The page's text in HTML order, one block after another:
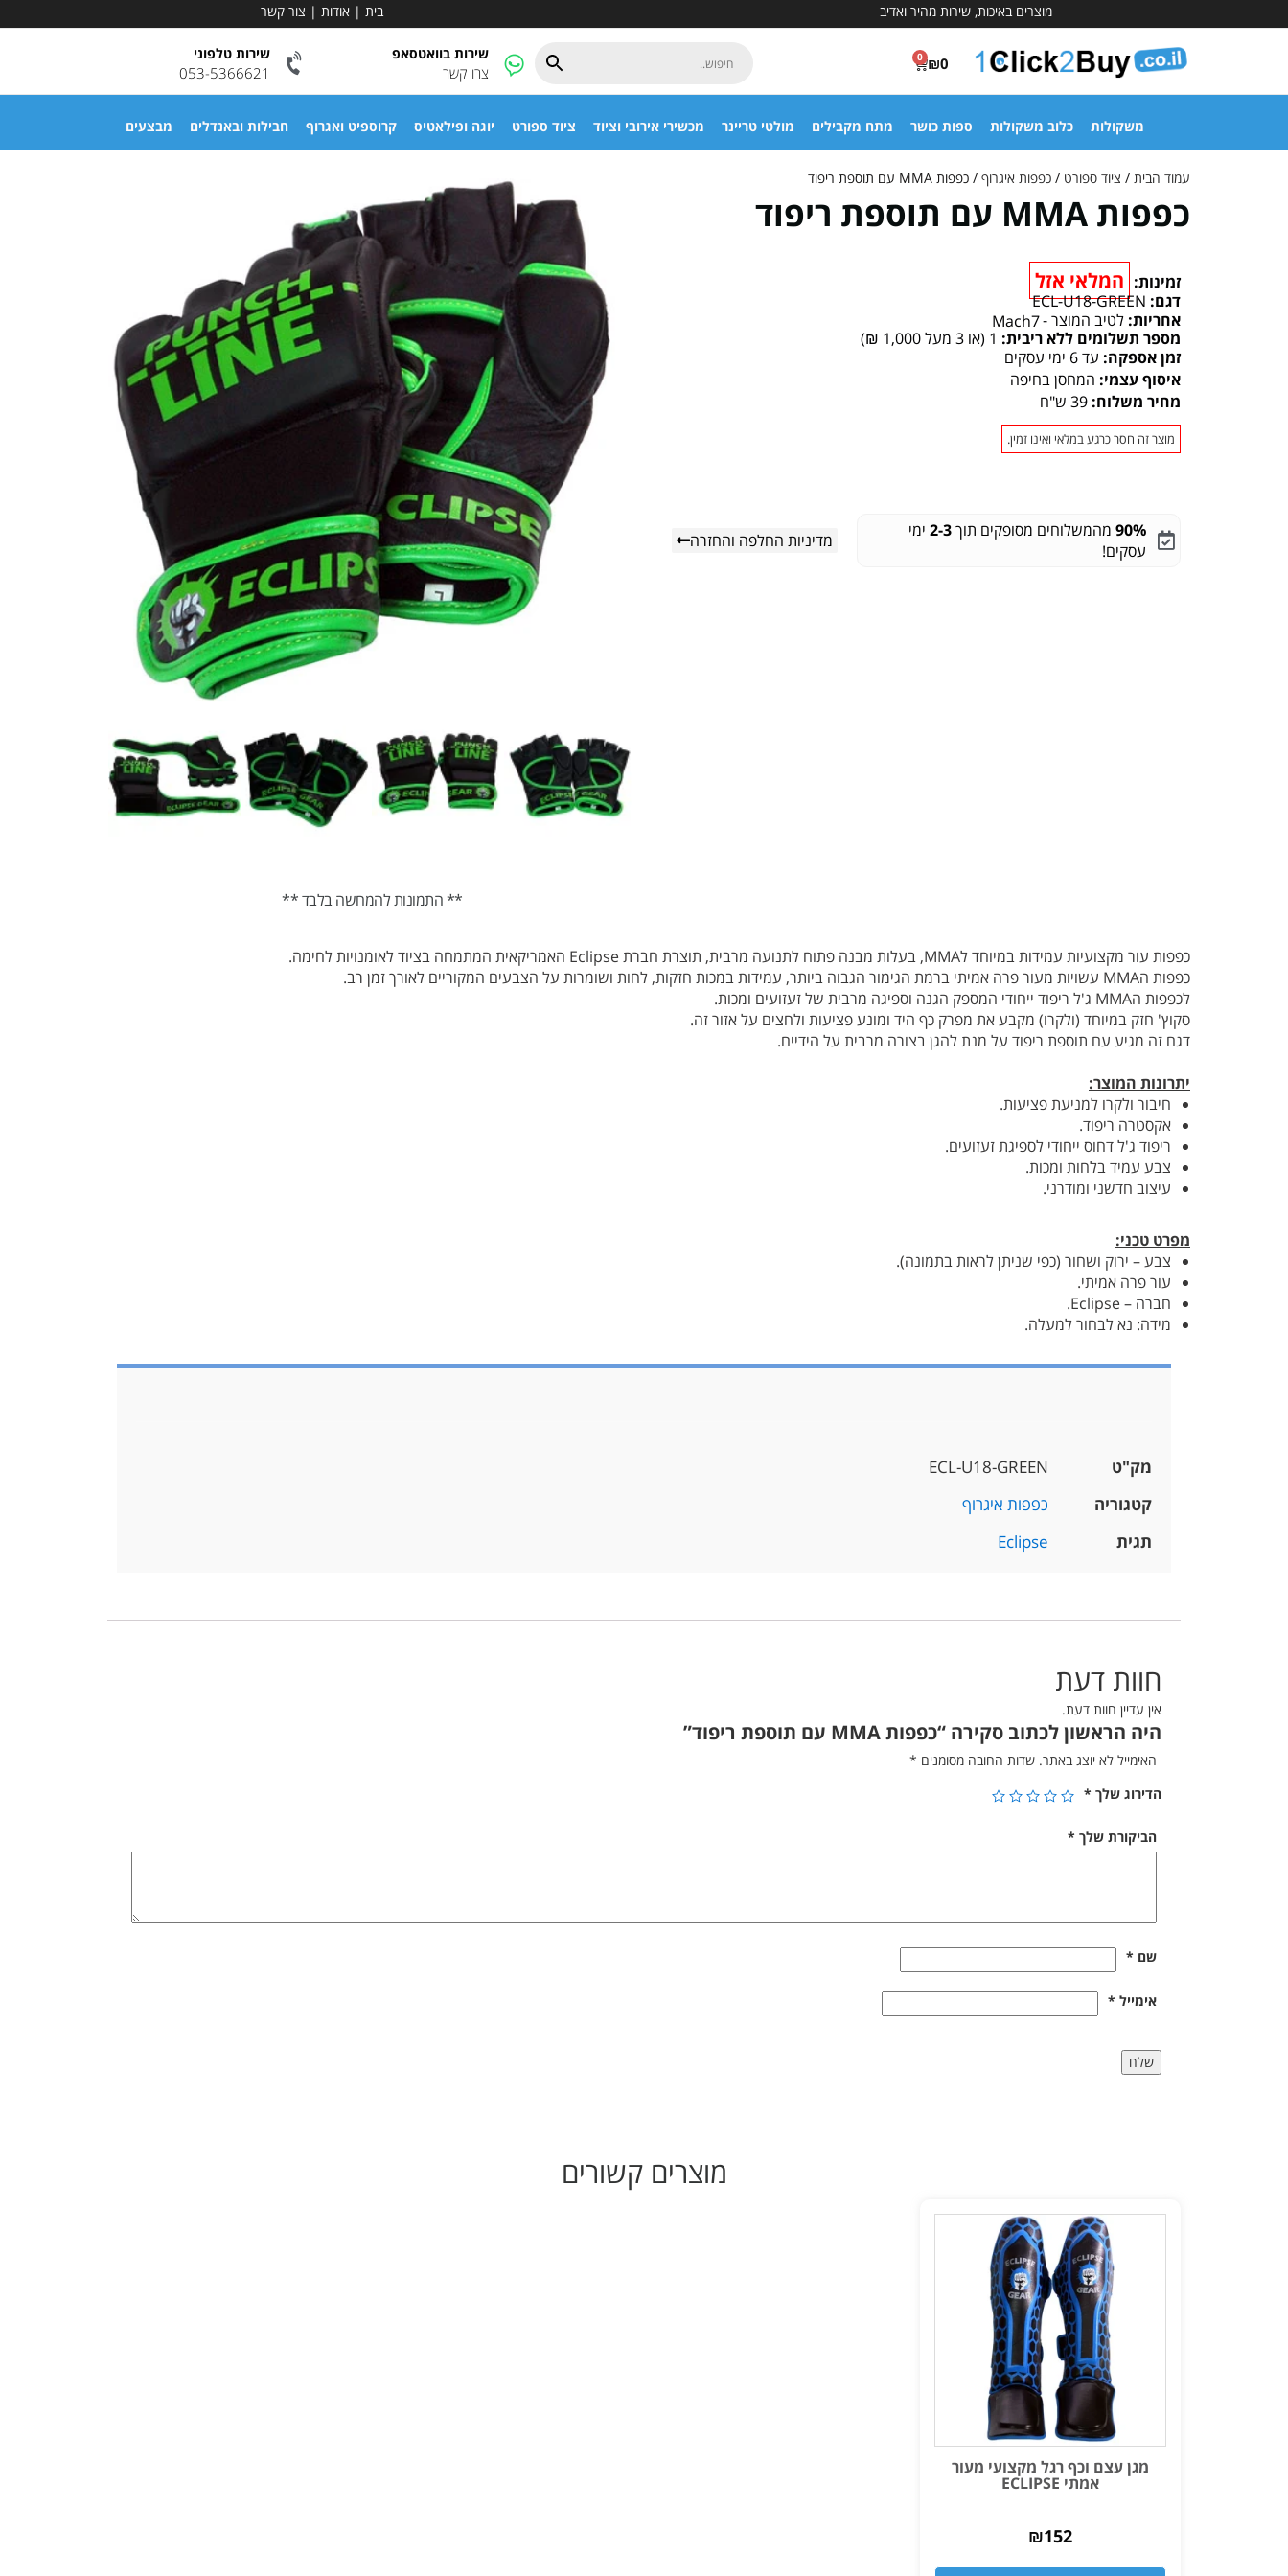
מוצרים באיכות, שירות מהיר ואדיב בית | אודות | צור קשר
₪0
0 שירות בוואטסאפ
צרו קשר
שירות טלפוני
053-5366621
משקולות כלוב משקולות ספות כושר מתח מקבילים מולטי טריינר מכשירי אירובי וציוד ציוד ספורט יוגה ופילאטיס קרוספיט ואגרוף חבילות ובאנדלים מבצעים
עמוד הבית / ציוד ספורט / כפפות איגרוף / כפפות MMA עם תוספת ריפוד
כפפות MMA עם תוספת ריפוד
זמינות: המלאי אזל
דגם: ECL-U18-GREEN
אחריות: לטיב המוצר -Mach7
מספר תשלומים ללא ריבית: 1 (או 3 מעל 1,000 ₪)
זמן אספקה: עד 6 ימי עסקים
איסוף עצמי: המחסן בחיפה
מחיר משלוח: 39 ש"ח
מוצר זה חסר כרגע במלאי ואינו זמין.
90% מהמשלוחים מסופקים תוך2-3 ימי
עסקים!
מדיניות החלפה והחזרה
** התמונות להמחשה בלבד **
כפפות עור מקצועיות עמידות במיוחד לMMA, בעלות מבנה פתוח לתנועה מרבית, תוצרת חברת Eclipse האמריקאית המתמחה בציוד לאומנויות לחימה.
כפפות הMMA עשויות מעור פרה אמיתי ברמת הגימור הגבוה ביותר, עמידות במכות חזקות, לחות ושומרות על הצבעים המקוריים לאורך זמן רב.
לכפפות הMMA ג'ל ריפוד ייחודי המספק הגנה וספיגה מרבית של זעזועים ומכות.
סקוץ' חזק במיוחד (ולקרו) מקבע את מפרק כף היד ומונע פציעות ולחצים על אזור זה.
דגם זה מגיע עם תוספת ריפוד על מנת להגן בצורה מרבית על הידיים.
יתרונות המוצר:
חיבור ולקרו למניעת פציעות.
אקסטרה ריפוד.
ריפוד ג'ל דחוס ייחודי לספיגת זעזועים.
צבע עמיד בלחות ומכות.
עיצוב חדשני ומודרני.
מפרט טכני:
צבע – ירוק ושחור (כפי שניתן לראות בתמונה).
עור פרה אמיתי.
חברה – Eclipse.
מידה: נא לבחור למעלה.
מק"ט
ECL-U18-GREEN
קטגוריה
כפפות איגרוף
תגית
Eclipse
חוות דעת
אין עדיין חוות דעת.
היה הראשון לכתוב סקירה “כפפות MMA עם תוספת ריפוד”
האימייל לא יוצג באתר. שדות החובה מסומנים *
הדירוג שלך *
הביקורת שלך *
שם *
אימייל *
מוצרים קשורים
מגן עצם וכף רגל מקצועי מעור
אמתי ECLIPSE
₪152